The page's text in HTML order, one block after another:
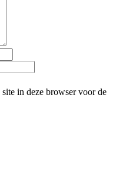
in deze browser voor de